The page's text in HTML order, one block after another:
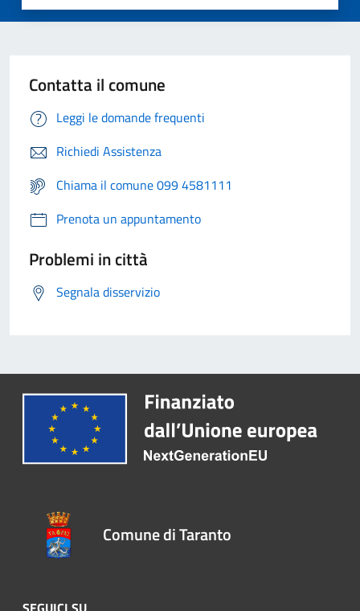
Contatta il comune
Leggi le domande frequenti
Richiedi Assistenza
Chiama il comune 099 4581111
Prenota un appuntamento
Problemi in città
Segnala disservizio
Comune di Taranto